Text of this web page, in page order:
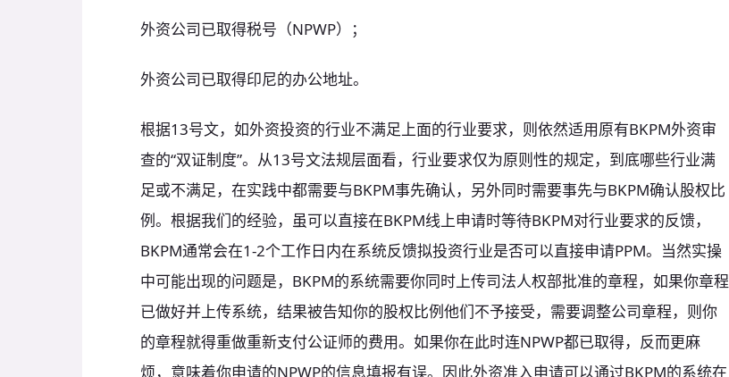
外资公司已取得税号（NPWP）；
外资公司已取得印尼的办公地址。
根据13号文，如外资投资的行业不满足上面的行业要求，则依然适用原有BKPM外资审
查的“双证制度”。从13号文法规层面看，行业要求仅为原则性的规定，到底哪些行业满
足或不满足，在实践中都需要与BKPM事先确认，另外同时需要事先与BKPM确认股权比
例。根据我们的经验，虽可以直接在BKPM线上申请时等待BKPM对行业要求的反馈，
BKPM通常会在1-2个工作日内在系统反馈拟投资行业是否可以直接申请PPM。当然实操
中可能出现的问题是，BKPM的系统需要你同时上传司法人权部批准的章程，如果你章程
已做好并上传系统，结果被告知你的股权比例他们不予接受，需要调整公司章程，则你
的章程就得重做重新支付公证师的费用。如果你在此时连NPWP都已取得，反而更麻
烦，意味着你申请的NPWP的信息填报有误。因此外资准入申请可以通过BKPM的系统在